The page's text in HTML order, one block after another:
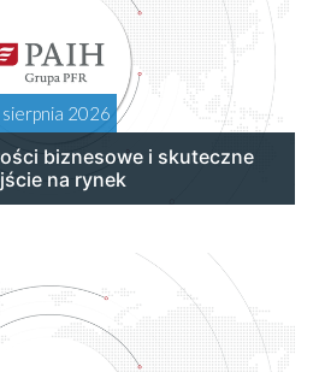
sierpnia 2026
biznesowe i skuteczne
na rynek